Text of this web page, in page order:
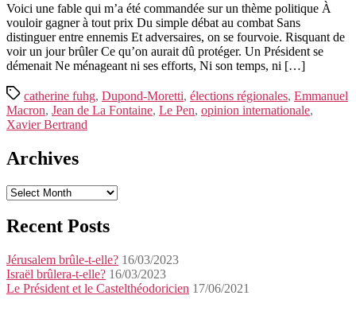
Voici une fable qui m’a été commandée sur un thème politique À
vouloir gagner à tout prix Du simple débat au combat Sans
distinguer entre ennemis Et adversaires, on se fourvoie. Risquant de
voir un jour brûler Ce qu’on aurait dû protéger. Un Président se
démenait Ne ménageant ni ses efforts, Ni son temps, ni […]
Tagscatherine fuhg, Dupond-Moretti, élections régionales, Emmanuel
Macron, Jean de La Fontaine, Le Pen, opinion internationale,
Xavier Bertrand
Archives
Archives
Recent Posts
Jérusalem brûle-t-elle? 16/03/2023
Israël brûlera-t-elle? 16/03/2023
Le Président et le Castelthéodoricien 17/06/2021